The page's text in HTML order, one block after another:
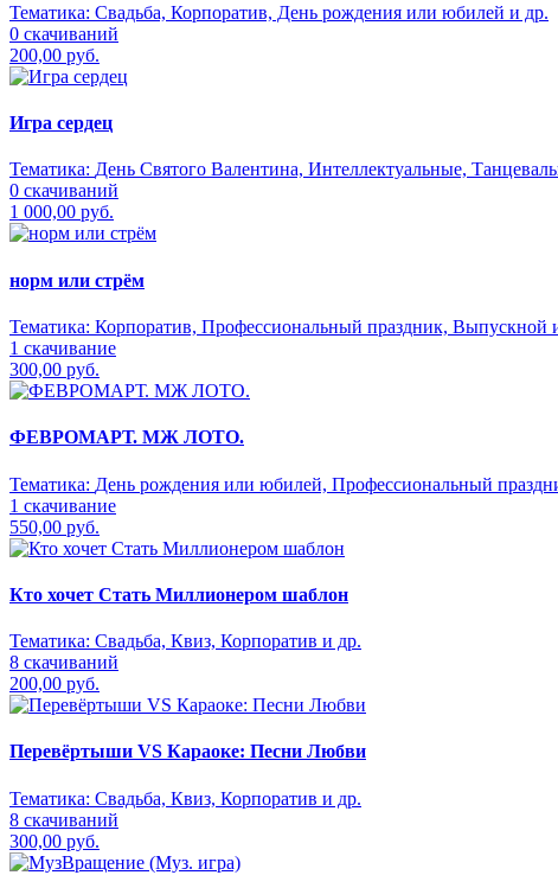
Тематика: Свадьба, Корпоратив, День рождения или юбилей и др.
0 скачиваний
200,00 руб.
Игра сердец
Тематика: День Святого Валентина, Интеллектуальные,
0 скачиваний
1 000,00 руб.
норм или стрём
Тематика: Корпоратив, Профессиональный праздник, Выпускной
1 скачивание
300,00 руб.
ФЕВРОМАРТ. МЖ ЛОТО.
Тематика: День рождения или юбилей, Профессиональный
1 скачивание
550,00 руб.
Кто хочет Стать Миллионером шаблон
Тематика: Свадьба, Квиз, Корпоратив и др.
8 скачиваний
200,00 руб.
Перевёртыши VS Караоке: Песни Любви
Тематика: Свадьба, Квиз, Корпоратив и др.
8 скачиваний
300,00 руб.